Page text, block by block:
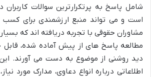
شامل پاسخ به پرتکرارترین سوالات کاربران
است و می تواند منبع ارزشمندی برای کسب
مشاوران حقوقی با تجربه دریافته اند که
مطالعه پاسخ های از پیش آماده شده،
دید روشنی از موضوع به دست می آورند.
اطلاعاتی درباره انواع دعاوی، مدارک مورد